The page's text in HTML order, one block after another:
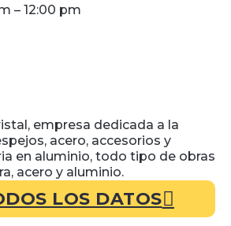
– 12:00 pm
empresa dedicada a la
acero, accesorios y
en aluminio, todo tipo de obras
acero y aluminio.
LOS DATOS